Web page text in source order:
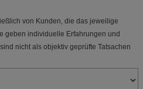
von Kunden, die das jeweilige
geben individuelle Erfahrungen und
nicht als objektiv geprüfte Tatsachen